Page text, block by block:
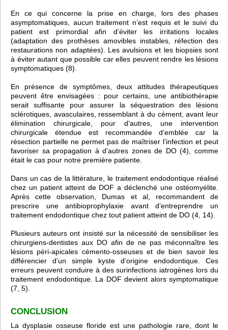
En ce qui concerne la prise en charge, lors des phases
asymptomatiques, aucun traitement n’est requis et le suivi du
patient est primordial afin d’éviter les irritations locales
(adaptation des prothèses amovibles instables, réfection des
restaurations non adaptées). Les avulsions et les biopsies sont
à éviter autant que possible car elles peuvent rendre les lésions
symptomatiques (8).
En présence de symptômes, deux attitudes thérapeutiques
peuvent être envisagées : pour certains, une antibiothérapie
serait suffisante pour assurer la séquestration des lésions
sclérotiques, avasculaires, ressemblant à du cément, avant leur
élimination chirurgicale, pour d’autres, une intervention
chirurgicale étendue est recommandée d’emblée car la
résection partielle ne permet pas de maîtriser l’infection et peut
favoriser sa propagation à d’autres zones de DO (4), comme
était le cas pour notre première patiente.
Dans un cas de la littérature, le traitement endodontique réalisé
chez un patient atteint de DOF a déclenché une ostéomyélite.
Après cette observation, Dumas et al, recommandent de
prescrire une antibioprophylaxie avant d’entreprendre un
traitement endodontique chez tout patient atteint de DO (4, 14).
Plusieurs auteurs ont insisté sur la nécessité de sensibiliser les
chirurgiens-dentistes aux DO afin de ne pas méconnaître les
lésions péri-apicales cémento-osseuses et de bien savoir les
différencier d’un simple kyste d’origine endodontique. Ces
erreurs peuvent conduire à des surinfections iatrogènes lors du
traitement endodontique. La DOF devient alors symptomatique
(7, 5).
CONCLUSION
La dysplasie osseuse floride est une pathologie rare, dont le